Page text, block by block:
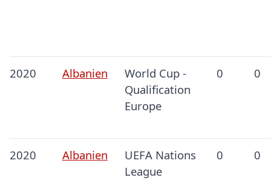
2020 Albanien
World Cup -
Qualification
Europe
0 0
2020 Albanien
UEFA Nations
League
0 0